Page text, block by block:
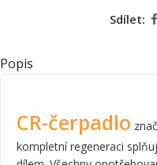
Sdílet:
Popis
CR-čerpadlo
kompletní regeneraci